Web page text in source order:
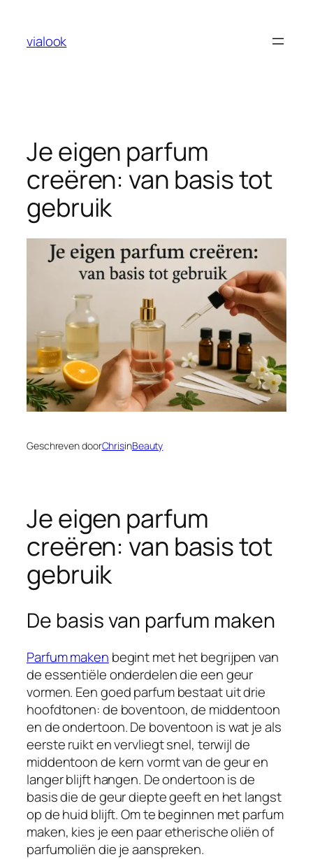
vialook
Je eigen parfum
creëren: van basis tot
gebruik
Geschreven doorChrisinBeauty
Je eigen parfum
creëren: van basis tot
gebruik
De basis van parfum maken
Parfum maken begint met het begrijpen van
de essentiële onderdelen die een geur
vormen. Een goed parfum bestaat uit drie
hoofdtonen: de boventoon, de middentoon
en de ondertoon. De boventoon is wat je als
eerste ruikt en vervliegt snel, terwijl de
middentoon de kern vormt van de geur en
langer blijft hangen. De ondertoon is de
basis die de geur diepte geeft en het langst
op de huid blijft. Om te beginnen met parfum
maken, kies je een paar etherische oliën of
parfumoliën die je aanspreken.